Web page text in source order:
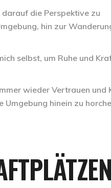
die Perspektive zu
hin zur
selbst, um Ruhe und
wieder Vertrauen und
Umgebung hinein zu